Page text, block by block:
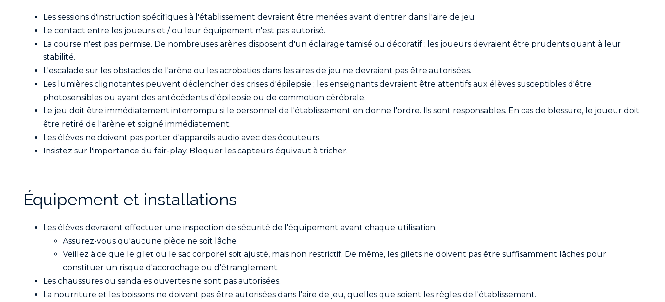
Les sessions d'instruction spécifiques à l'établissement devraient être menées avant d'entrer dans l'aire de jeu.
Le contact entre les joueurs et / ou leur équipement n'est pas autorisé.
La course n'est pas permise. De nombreuses arènes disposent d'un éclairage tamisé ou décoratif ; les joueurs devraient être prudents quant à leur
stabilité.
L'escalade sur les obstacles de l'arène ou les acrobaties dans les aires de jeu ne devraient pas être autorisées.
Les lumières clignotantes peuvent déclencher des crises d'épilepsie ; les enseignants devraient être attentifs aux élèves susceptibles d'être
photosensibles ou ayant des antécédents d'épilepsie ou de commotion cérébrale.
Le jeu doit être immédiatement interrompu si le personnel de l'établissement en donne l'ordre. Ils sont responsables. En cas de blessure, le joueur doit
être retiré de l'arène et soigné immédiatement.
Les élèves ne doivent pas porter d'appareils audio avec des écouteurs.
Insistez sur l'importance du fair-play. Bloquer les capteurs équivaut à tricher.
Équipement et installations
Les élèves devraient effectuer une inspection de sécurité de l'équipement avant chaque utilisation.
Assurez-vous qu'aucune pièce ne soit lâche.
Veillez à ce que le gilet ou le sac corporel soit ajusté, mais non restrictif. De même, les gilets ne doivent pas être suffisamment lâches pour
constituer un risque d'accrochage ou d'étranglement.
Les chaussures ou sandales ouvertes ne sont pas autorisées.
La nourriture et les boissons ne doivent pas être autorisées dans l'aire de jeu, quelles que soient les règles de l'établissement.